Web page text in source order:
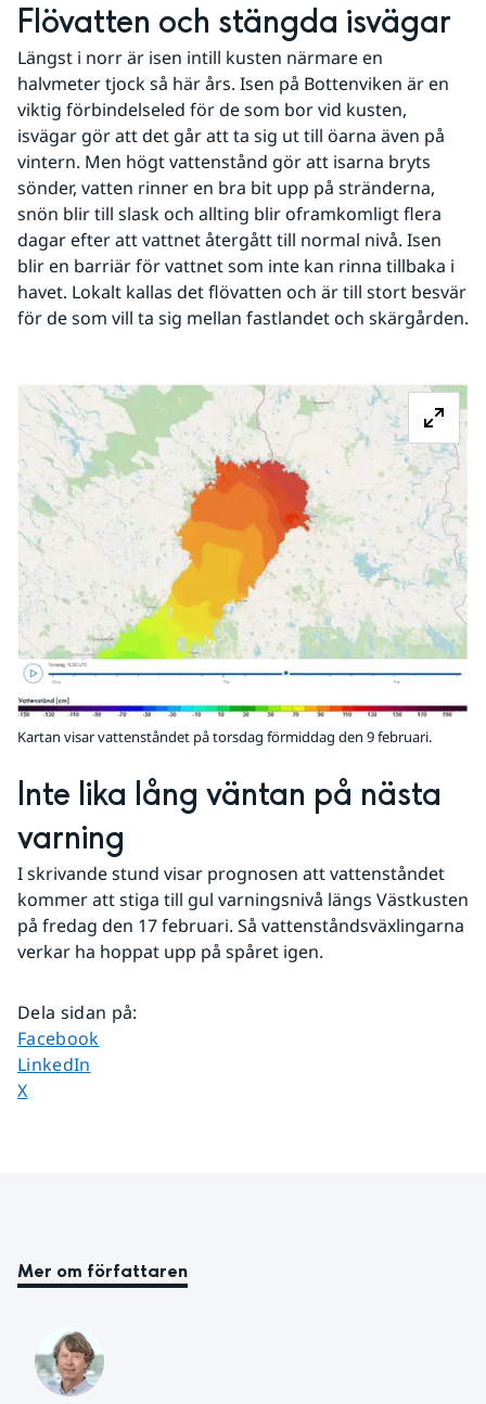
Flövatten och stängda isvägar
Längst i norr är isen intill kusten närmare en
halvmeter tjock så här års. Isen på Bottenviken är en
viktig förbindelseled för de som bor vid kusten,
isvägar gör att det går att ta sig ut till öarna även på
vintern. Men högt vattenstånd gör att isarna bryts
sönder, vatten rinner en bra bit upp på stränderna,
snön blir till slask och allting blir oframkomligt flera
dagar efter att vattnet återgått till normal nivå. Isen
blir en barriär för vattnet som inte kan rinna tillbaka i
havet. Lokalt kallas det flövatten och är till stort besvär
för de som vill ta sig mellan fastlandet och skärgården.
Kartan visar vattenståndet på torsdag förmiddag den 9 februari.
Inte lika lång väntan på nästa
varning
I skrivande stund visar prognosen att vattenståndet
kommer att stiga till gul varningsnivå längs Västkusten
på fredag den 17 februari. Så vattenståndsväxlingarna
verkar ha hoppat upp på spåret igen.
Dela sidan på:
Dela sidan på
Facebook
Dela sidan på
LinkedIn
Dela sidan på
X
Mer om författaren